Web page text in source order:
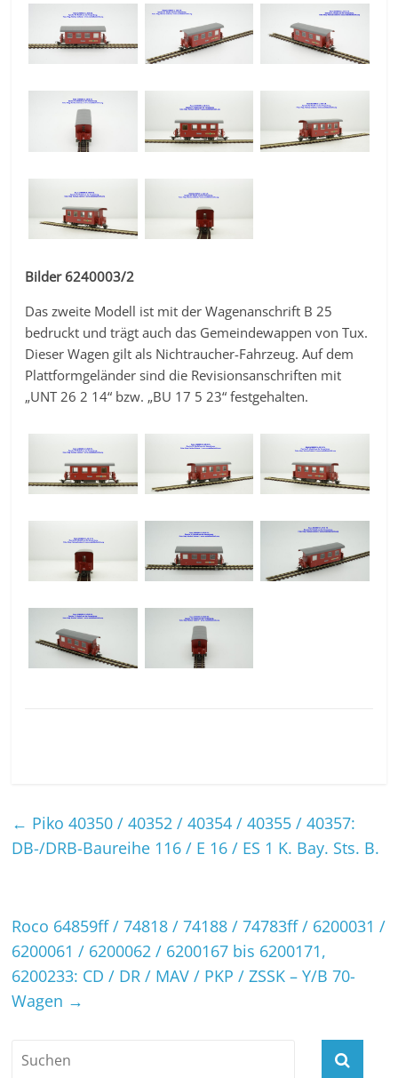
Bilder 6240003/2
Das zweite Modell ist mit der Wagenanschrift B 25
bedruckt und trägt auch das Gemeindewappen von Tux.
Dieser Wagen gilt als Nichtraucher-Fahrzeug. Auf dem
Plattformgeländer sind die Revisionsanschriften mit
„UNT 26 2 14“ bzw. „BU 17 5 23“ festgehalten.
← Piko 40350 / 40352 / 40354 / 40355 / 40357:
DB-/DRB-Baureihe 116 / E 16 / ES 1 K. Bay. Sts. B.
Roco 64859ff / 74818 / 74188 / 74783ff / 6200031 /
6200061 / 6200062 / 6200167 bis 6200171,
6200233: CD / DR / MAV / PKP / ZSSK – Y/B 70-
Wagen →